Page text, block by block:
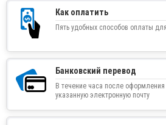
Как оплатить
Пять удобных способов оплаты
Банковский перевод
В течение часа после оформления
указанную электронную почту